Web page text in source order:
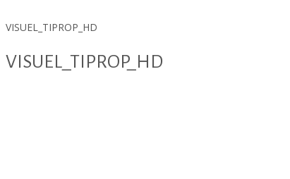
VISUEL_TIPROP_HD
VISUEL_TIPROP_HD